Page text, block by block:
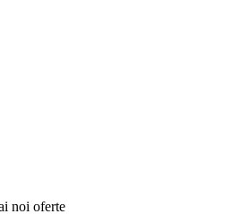
noi oferte